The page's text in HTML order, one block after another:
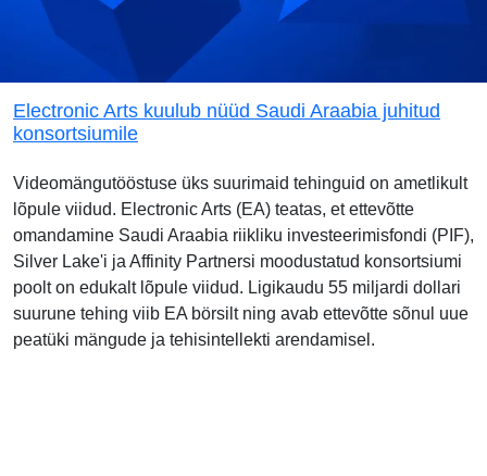
Electronic Arts kuulub nüüd Saudi Araabia juhitud
konsortsiumile
Videomängutööstuse üks suurimaid tehinguid on ametlikult
lõpule viidud. Electronic Arts (EA) teatas, et ettevõtte
omandamine Saudi Araabia riikliku investeerimisfondi (PIF),
Silver Lake'i ja Affinity Partnersi moodustatud konsortsiumi
poolt on edukalt lõpule viidud. Ligikaudu 55 miljardi dollari
suurune tehing viib EA börsilt ning avab ettevõtte sõnul uue
peatüki mängude ja tehisintellekti arendamisel.